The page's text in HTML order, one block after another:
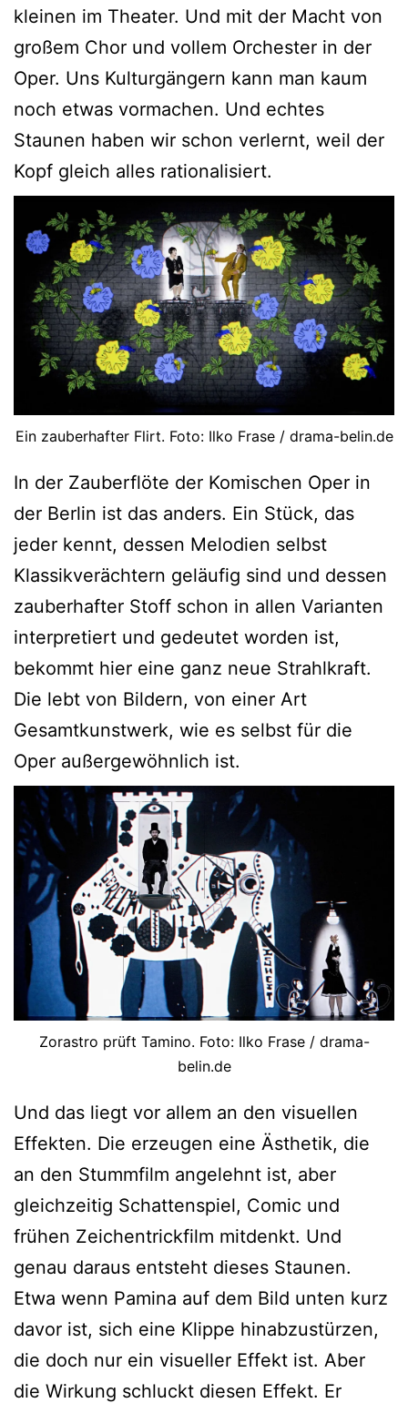
kleinen im Theater. Und mit der Macht von
großem Chor und vollem Orchester in der
Oper. Uns Kulturgängern kann man kaum
noch etwas vormachen. Und echtes
Staunen haben wir schon verlernt, weil der
Kopf gleich alles rationalisiert.
Ein zauberhafter Flirt. Foto: Ilko Frase / drama-belin.de
In der Zauberflöte der Komischen Oper in
der Berlin ist das anders. Ein Stück, das
jeder kennt, dessen Melodien selbst
Klassikverächtern geläufig sind und dessen
zauberhafter Stoff schon in allen Varianten
interpretiert und gedeutet worden ist,
bekommt hier eine ganz neue Strahlkraft.
Die lebt von Bildern, von einer Art
Gesamtkunstwerk, wie es selbst für die
Oper außergewöhnlich ist.
Zorastro prüft Tamino. Foto: Ilko Frase / drama-
belin.de
Und das liegt vor allem an den visuellen
Effekten. Die erzeugen eine Ästhetik, die
an den Stummfilm angelehnt ist, aber
gleichzeitig Schattenspiel, Comic und
frühen Zeichentrickfilm mitdenkt. Und
genau daraus entsteht dieses Staunen.
Etwa wenn Pamina auf dem Bild unten kurz
davor ist, sich eine Klippe hinabzustürzen,
die doch nur ein visueller Effekt ist. Aber
die Wirkung schluckt diesen Effekt. Er